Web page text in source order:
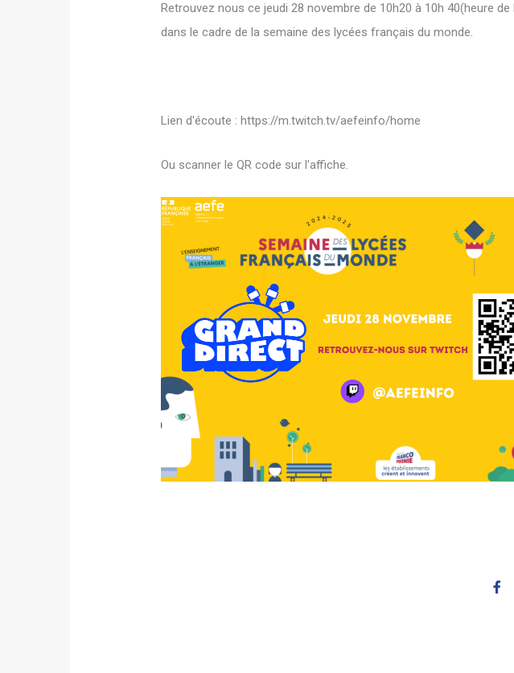
Retrouvez nous ce jeudi 28 novembre de 10h20 à 10h 40(heure
dans le cadre de la semaine des lycées français du monde.
Lien d'écoute : https://m.twitch.tv/aefeinfo/home
Ou scanner le QR code sur l'affiche.